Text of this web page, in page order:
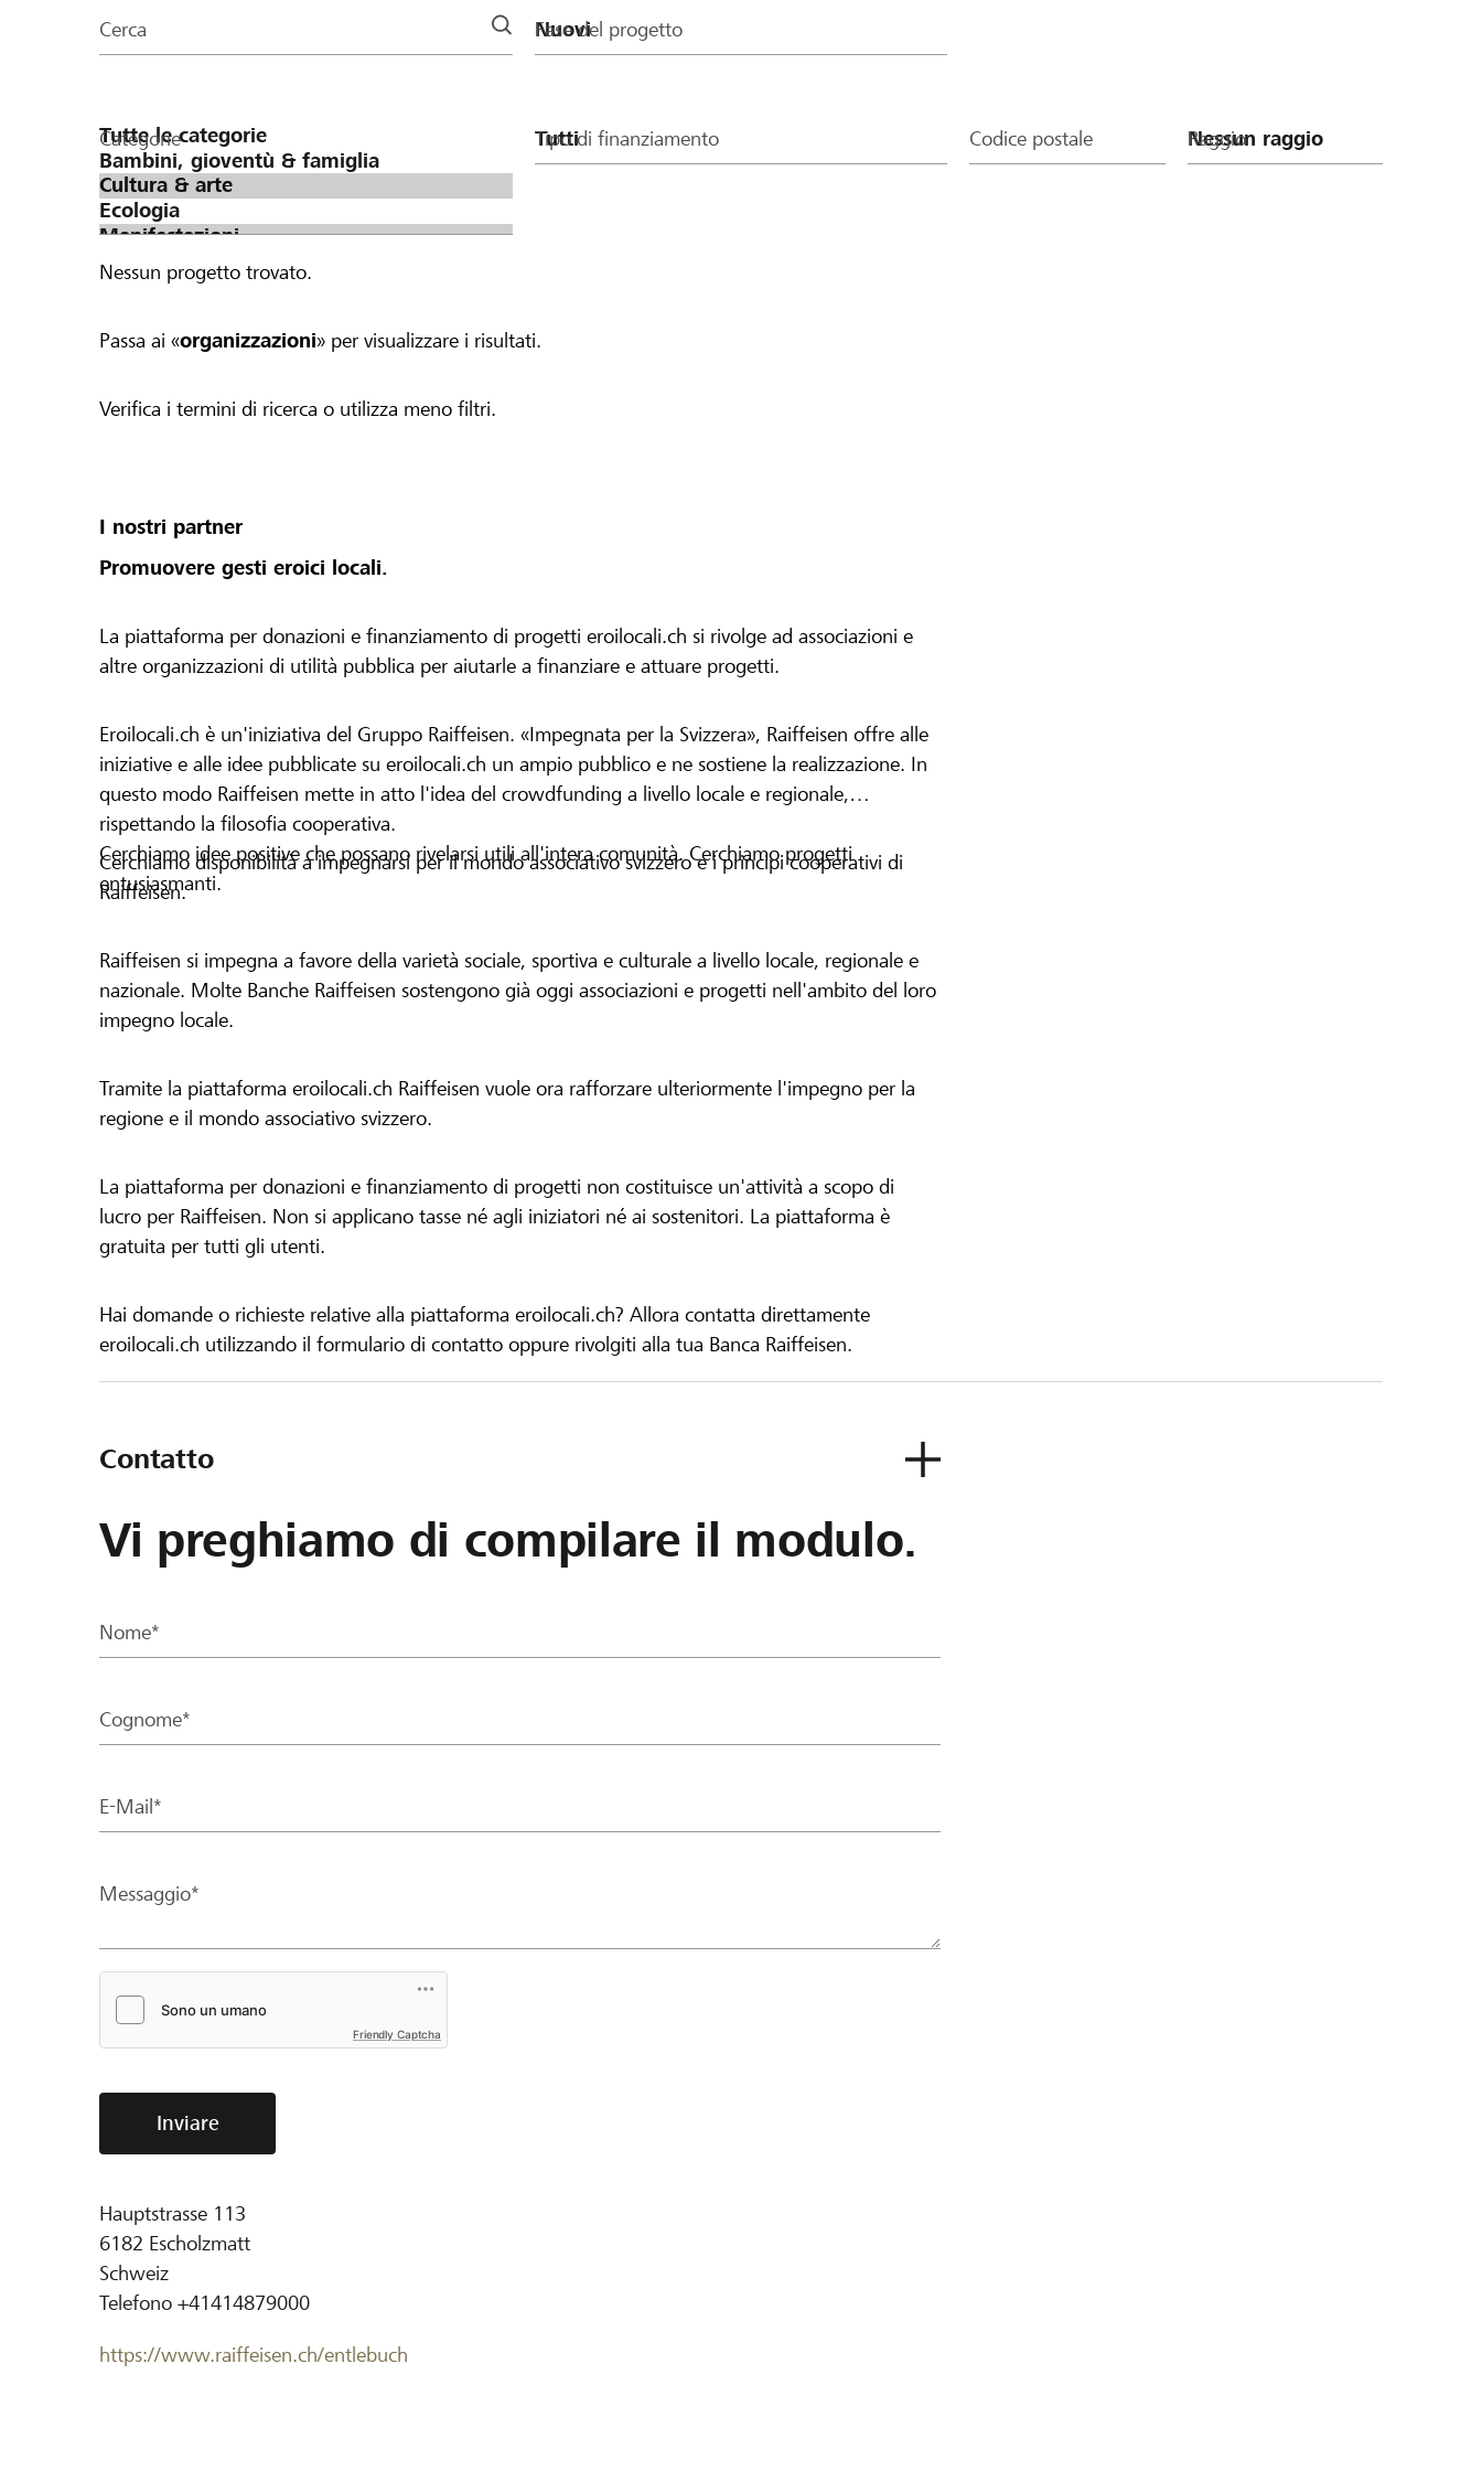
della
Cerca Fase del progetto
Categorie Tipo di finanziamento Codice postale Raggio
Nessun progetto trovato.
Passa ai «organizzazioni» per visualizzare i risultati.
Verifica i termini di ricerca o utilizza meno filtri.
I nostri partner
Promuovere gesti eroici locali.
La piattaforma per donazioni e finanziamento di progetti eroilocali.ch si rivolge ad associazioni e
altre organizzazioni di utilità pubblica per aiutarle a finanziare e attuare progetti.
Eroilocali.ch è un'iniziativa del Gruppo Raiffeisen. «Impegnata per la Svizzera», Raiffeisen offre alle
iniziative e alle idee pubblicate su eroilocali.ch un ampio pubblico e ne sostiene la realizzazione. In
questo modo Raiffeisen mette in atto l'idea del crowdfunding a livello locale e regionale,
rispettando la filosofia cooperativa.
Cerchiamo idee positive che possano rivelarsi utili all'intera comunità. Cerchiamo progetti
entusiasmanti.
Cerchiamo disponibilità a impegnarsi per il mondo associativo svizzero e i principi cooperativi di
Raiffeisen.
Raiffeisen si impegna a favore della varietà sociale, sportiva e culturale a livello locale, regionale e
nazionale. Molte Banche Raiffeisen sostengono già oggi associazioni e progetti nell'ambito del loro
impegno locale.
Tramite la piattaforma eroilocali.ch Raiffeisen vuole ora rafforzare ulteriormente l'impegno per la
regione e il mondo associativo svizzero.
La piattaforma per donazioni e finanziamento di progetti non costituisce un'attività a scopo di
lucro per Raiffeisen. Non si applicano tasse né agli iniziatori né ai sostenitori. La piattaforma è
gratuita per tutti gli utenti.
Hai domande o richieste relative alla piattaforma eroilocali.ch? Allora contatta direttamente
eroilocali.ch utilizzando il formulario di contatto oppure rivolgiti alla tua Banca Raiffeisen.
Contatto
Vi preghiamo di compilare il modulo.
Nome*
Cognome*
E-Mail*
Messaggio*
Friendly Captcha
Inviare
Hauptstrasse 113
6182 Escholzmatt
Schweiz
Telefono +41414879000
https://www.raiffeisen.ch/entlebuch